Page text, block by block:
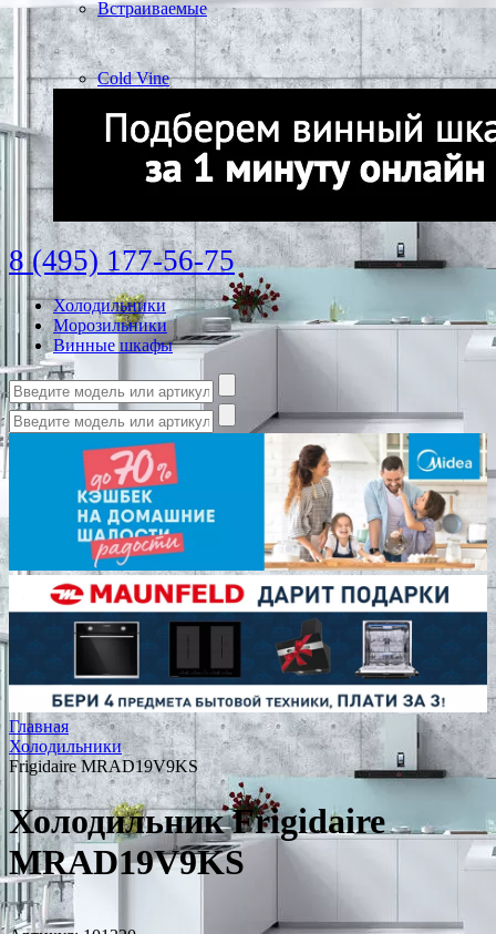
Встраиваемые
Cold Vine
8 (495) 177-56-75
Холодильники
Морозильники
Винные шкафы
Главная
Холодильники
Frigidaire MRAD19V9KS
Холодильник Frigidaire
MRAD19V9KS